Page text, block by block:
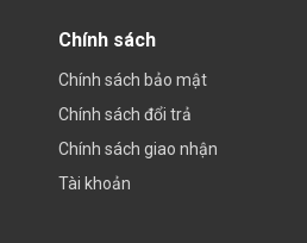
Chính sách
Chính sách bảo mật
Chính sách đổi trả
Chính sách giao nhận
Tài khoản